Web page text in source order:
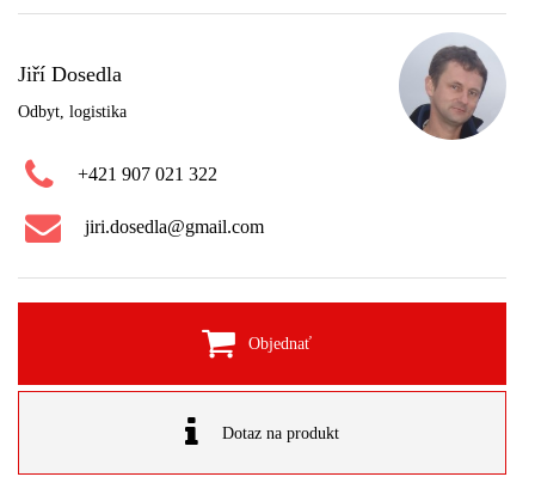
Jiří Dosedla
Odbyt, logistika
+421 907 021 322
jiri.dosedla@gmail.com
Objednať
Dotaz na produkt